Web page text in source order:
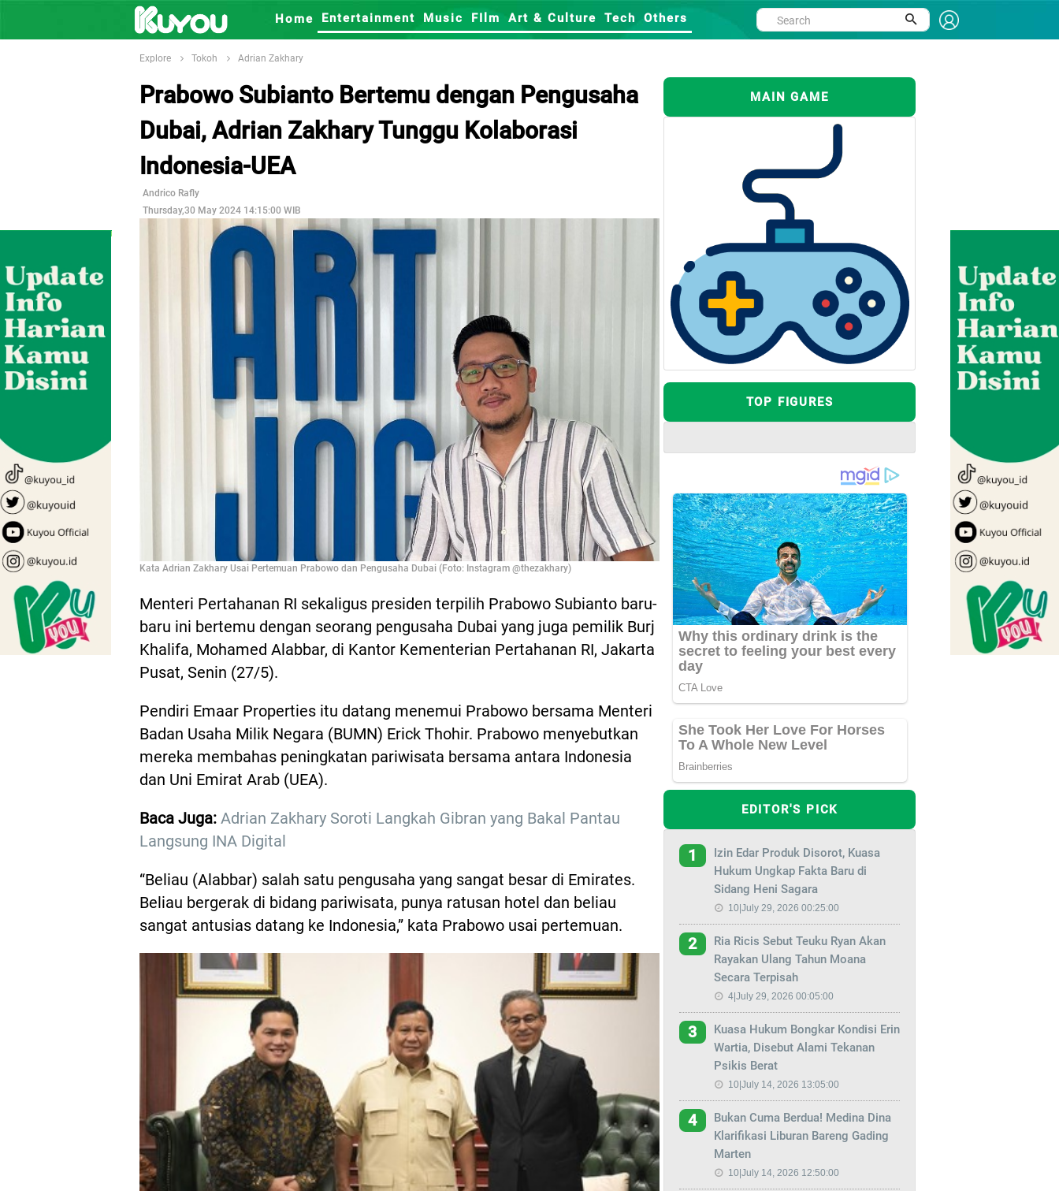
Home Entertainment Music FIlm Art & Culture Tech Others
Explore Tokoh Adrian Zakhary
Prabowo Subianto Bertemu dengan Pengusaha
Dubai, Adrian Zakhary Tunggu Kolaborasi
Indonesia-UEA
Andrico Rafly
Thursday,30 May 2024 14:15:00 WIB
Kata Adrian Zakhary Usai Pertemuan Prabowo dan Pengusaha Dubai (Foto: Instagram @thezakhary)
Menteri Pertahanan RI sekaligus presiden terpilih Prabowo Subianto baru-
baru ini bertemu dengan seorang pengusaha Dubai yang juga pemilik Burj
Khalifa, Mohamed Alabbar, di Kantor Kementerian Pertahanan RI, Jakarta
Pusat, Senin (27/5).
Pendiri Emaar Properties itu datang menemui Prabowo bersama Menteri
Badan Usaha Milik Negara (BUMN) Erick Thohir. Prabowo menyebutkan
mereka membahas peningkatan pariwisata bersama antara Indonesia
dan Uni Emirat Arab (UEA).
Baca Juga: Adrian Zakhary Soroti Langkah Gibran yang Bakal Pantau
Langsung INA Digital
“Beliau (Alabbar) salah satu pengusaha yang sangat besar di Emirates.
Beliau bergerak di bidang pariwisata, punya ratusan hotel dan beliau
sangat antusias datang ke Indonesia,” kata Prabowo usai pertemuan.
MAIN GAME
TOP FIGURES
EDITOR'S PICK
1
Izin Edar Produk Disorot, Kuasa
Hukum Ungkap Fakta Baru di
Sidang Heni Sagara
10|July 29, 2026 00:25:00
2
Ria Ricis Sebut Teuku Ryan Akan
Rayakan Ulang Tahun Moana
Secara Terpisah
4|July 29, 2026 00:05:00
3
Kuasa Hukum Bongkar Kondisi Erin
Wartia, Disebut Alami Tekanan
Psikis Berat
10|July 14, 2026 13:05:00
4
Bukan Cuma Berdua! Medina Dina
Klarifikasi Liburan Bareng Gading
Marten
10|July 14, 2026 12:50:00